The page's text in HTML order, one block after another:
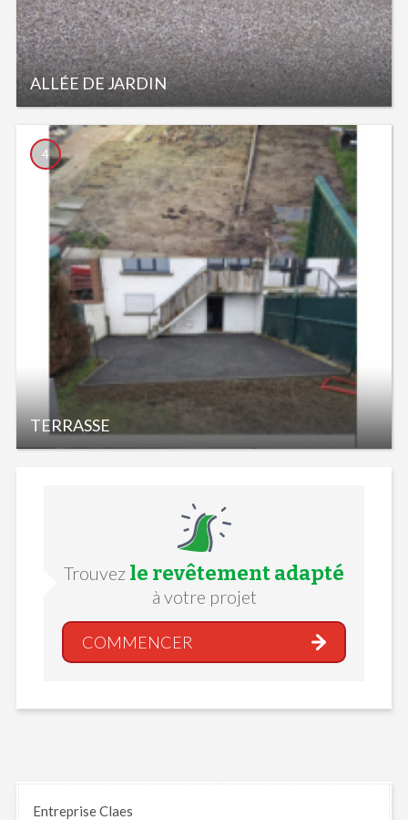
ALLÉE DE JARDIN
TERRASSE
4
Trouvez le revêtement adapté
à votre projet
COMMENCER
Entreprise Claes